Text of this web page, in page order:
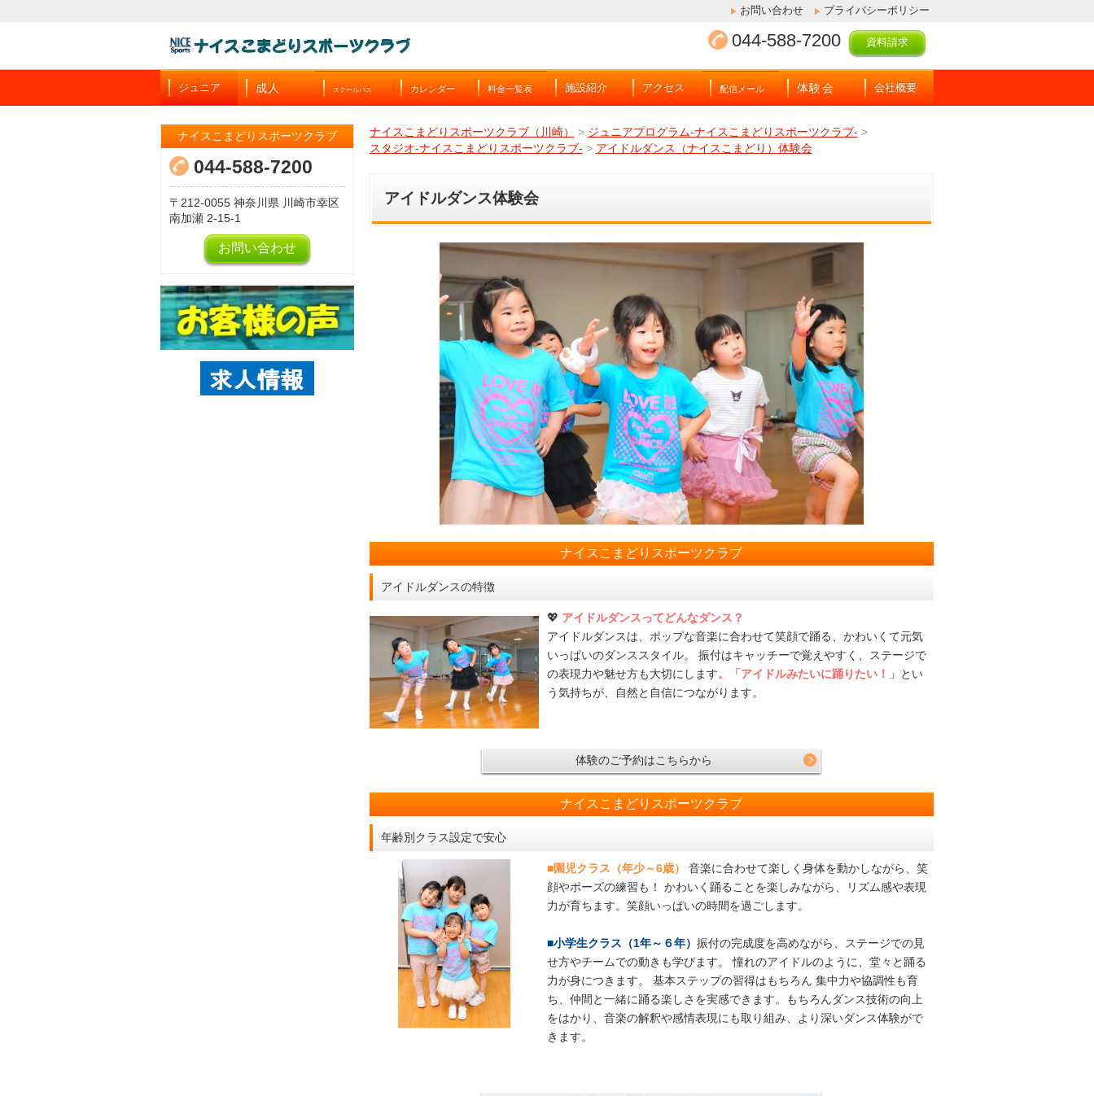
お問い合わせ プライバシーポリシー
044-588-7200 資料請求
ジュニア 成人 スクールバス カレンダー 料金一覧表 施設紹介 アクセス 配信メール 体験会 会社概要
ナイスこまどりスポーツクラブ（川崎） > ジュニアプログラム-ナイスこまどりスポーツクラブ- >
スタジオ-ナイスこまどりスポーツクラブ- > アイドルダンス（ナイスこまどり）体験会
アイドルダンス体験会
ナイスこまどりスポーツクラブ
アイドルダンスの特徴
💖 アイドルダンスってどんなダンス？
アイドルダンスは、ポップな音楽に合わせて笑顔で踊る、かわいくて元気
いっぱいのダンススタイル。 振付はキャッチーで覚えやすく、ステージで
の表現力や魅せ方も大切にします。「アイドルみたいに踊りたい！」 とい
う気持ちが、自然と自信につながります。
体験のご予約はこちらから
ナイスこまどりスポーツクラブ
年齢別クラス設定で安心
■園児クラス（年少～6歳）
音楽に合わせて楽しく身体を動かしながら、笑
顔やポーズの練習も！ かわいく踊ることを楽しみながら、リズム感や表現
力が育ちます。笑顔いっぱいの時間を過ごします。
■小学生クラス（1年～６年） 振付の完成度を高めながら、ステージでの見
せ方やチームでの動きも学びます。 憧れのアイドルのように、堂々と踊る
力が身につきます。
基本ステップの習得はもちろん 集中力や協調性も育
ち、仲間と一緒に踊る楽しさを実感できます。もちろんダンス技術の向上
をはかり、音楽の解釈や感情表現にも取り組み、より深いダンス体験がで
きます。
ナイスこまどりスポーツクラブ
044-588-7200
212-0055 神奈川県 川崎市幸区
南加瀬 2-15-1
お問い合わせ